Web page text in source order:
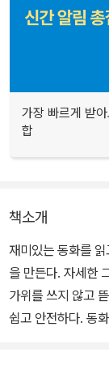
가장 빠르게 받
합
책소개
재미있는 동화를
을 만든다. 자세한
가위를 쓰지 않고
쉽고 안전하다. 동